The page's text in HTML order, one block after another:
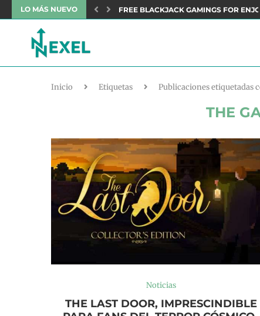
LO MÁS NUEVO
AN OVERVIEW TO DELUXE...FREE BLACKJACK GAMINGS FOR
Inicio Etiquetas Publicaciones etiquetadas
THE
Noticias
THE LAST DOOR, IMPRESCINDIBLE